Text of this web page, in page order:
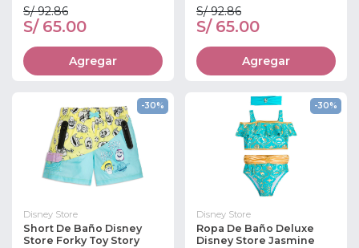
S/ 92.86
S/ 65.00
Agregar
S/ 92.86
S/ 65.00
Agregar
-30%
Disney Store
Short De Baño Disney
Store Forky Toy Story
-30%
Disney Store
Ropa De Baño Deluxe
Disney Store Jasmine